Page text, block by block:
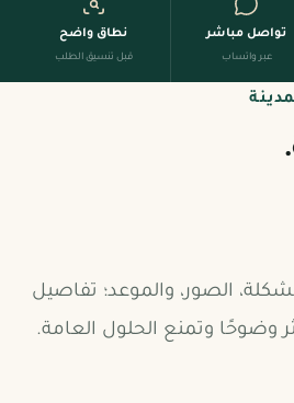
تواصل مباشر
عبر واتساب
نطاق واضح
قبل تنسيق الطلب
الصور، والموعد؛ تفاصيل
وضوحًا وتمنع الحلول العامة.